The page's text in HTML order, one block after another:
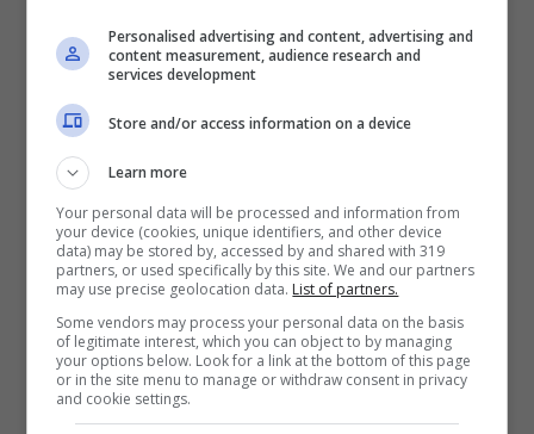
informazioni come le impronte digitali . Carte
di credito , tuttavia, non hanno lo stesso tipo
di garanzie e alcune delle informazioni in essi
aggressori siano vicini con un transceiver
[lettore con la stessa gamma di frequenze]
Mentre i dati in un passaporto richiedono una
chiave cifrata da usare, alcuni ricercatori
olandesi hanno scoperto un modo per
leggere alcune informazioni memorizzate in
Personalised advertising and content, advertising and
content measurement, audience research and
services development
Store and/or access information on a device
Learn more
Your personal data will be processed and information from
your device (cookies, unique identifiers, and other device
data) may be stored by, accessed by and shared with 319
partners, or used specifically by this site. We and our partners
may use precise geolocation data. List of partners.
Some vendors may process your personal data on the basis
of legitimate interest, which you can object to by managing
your options below. Look for a link at the bottom of this page
or in the site menu to manage or withdraw consent in privacy
and cookie settings.